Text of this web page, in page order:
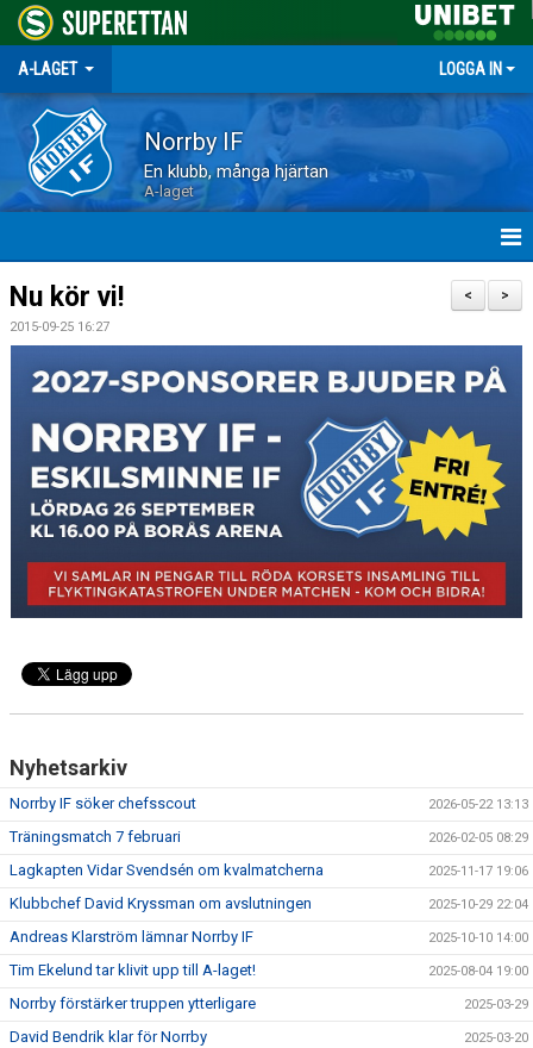
A-LAGET LOGGA IN
Norrby IF
En klubb, många hjärtan
A-laget
HEM
NYHETER
MATCHER
TRUPPEN
KALENDER
DOKUMENT
BILDARKIV
>
<
Nu kör vi!
2015-09-25 16:27
Nyhetsarkiv
Norrby IF söker chefsscout 2026-05-22 13:13
Träningsmatch 7 februari 2026-02-05 08:29
Lagkapten Vidar Svendsén om kvalmatcherna 2025-11-17 19:06
Klubbchef David Kryssman om avslutningen 2025-10-29 22:04
Andreas Klarström lämnar Norrby IF 2025-10-10 14:00
Tim Ekelund tar klivit upp till A-laget! 2025-08-04 19:00
Norrby förstärker truppen ytterligare 2025-03-29
David Bendrik klar för Norrby 2025-03-20